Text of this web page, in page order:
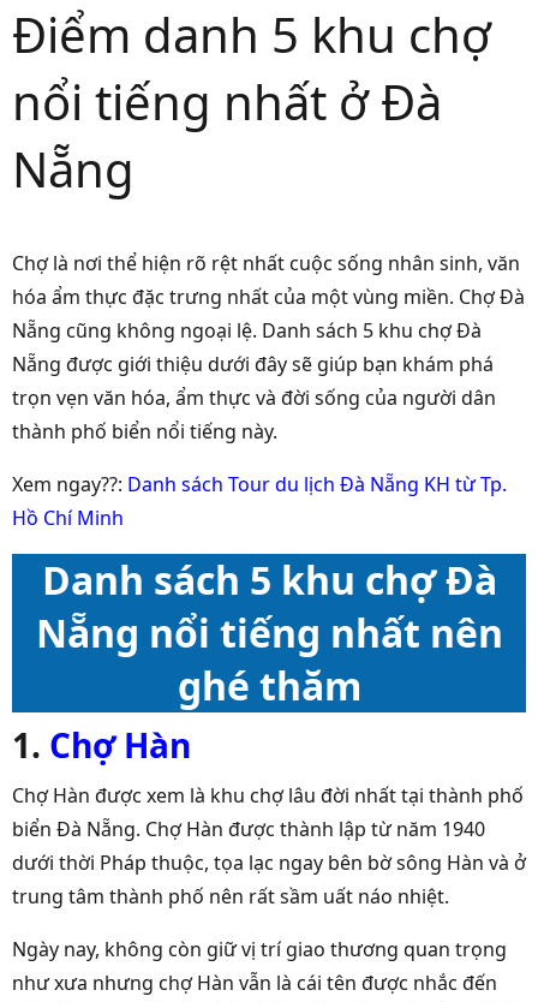
Điểm danh 5 khu chợ
nổi tiếng nhất ở Đà
Nẵng
Chợ là nơi thể hiện rõ rệt nhất cuộc sống nhân sinh, văn
hóa ẩm thực đặc trưng nhất của một vùng miền. Chợ Đà
Nẵng cũng không ngoại lệ. Danh sách 5 khu chợ Đà
Nẵng được giới thiệu dưới đây sẽ giúp bạn khám phá
trọn vẹn văn hóa, ẩm thực và đời sống của người dân
thành phố biển nổi tiếng này.
Xem ngay??: Danh sách Tour du lịch Đà Nẵng KH từ Tp.
Hồ Chí Minh
Danh sách 5 khu chợ Đà
Nẵng nổi tiếng nhất nên
ghé thăm
1. Chợ Hàn
Chợ Hàn được xem là khu chợ lâu đời nhất tại thành phố
biển Đà Nẵng. Chợ Hàn được thành lập từ năm 1940
dưới thời Pháp thuộc, tọa lạc ngay bên bờ sông Hàn và ở
trung tâm thành phố nên rất sầm uất náo nhiệt.
Ngày nay, không còn giữ vị trí giao thương quan trọng
như xưa nhưng chợ Hàn vẫn là cái tên được nhắc đến